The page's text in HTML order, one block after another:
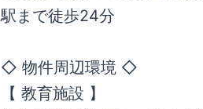
駅まで徒歩24分
◇ 物件周辺環境 ◇
【 教育施設 】